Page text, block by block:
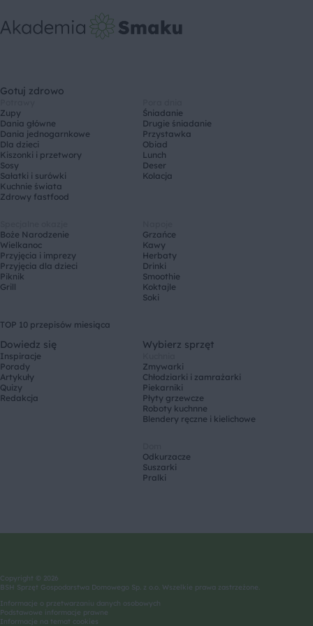
Gotuj zdrowo
Zupy
Dania główne
Dania jednogarnkowe
Dla dzieci
Kiszonki i przetwory
Sosy
Sałatki i surówki
Kuchnie świata
Zdrowy fastfood
Śniadanie
Drugie śniadanie
Przystawka
Obiad
Lunch
Deser
Kolacja
Boże Narodzenie
Wielkanoc
Przyjęcia i imprezy
Przyjęcia dla dzieci
Piknik
Grill
Grzańce
Kawy
Herbaty
Drinki
Smoothie
Koktajle
Soki
TOP 10 przepisów miesiąca
Dowiedz się
Inspiracje
Porady
Artykuły
Quizy
Redakcja
Wybierz sprzęt
Zmywarki
Chłodziarki i zamrażarki
Piekarniki
Płyty grzewcze
Roboty kuchnne
Blendery ręczne i kielichowe
Odkurzacze
Suszarki
Pralki
Copyright © 2026
BSH Sprzęt Gospodarstwa Domowego Sp. z o.o. Wszelkie prawa zastrzeżone.
Informacje o przetwarzaniu danych osobowych
Podstawowe informacje prawne
Informacje na temat cookies